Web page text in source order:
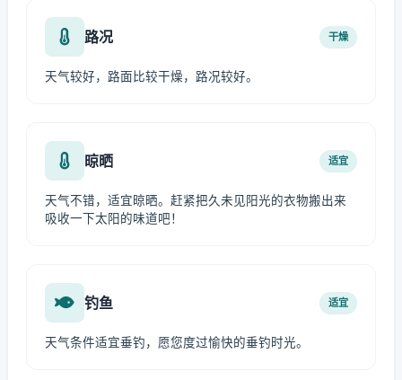
路况 干燥
天气较好，路面比较干燥，路况较好。
晾晒 适宜
天气不错，适宜晾晒。赶紧把久未见阳光的衣物搬出来
吸收一下太阳的味道吧！
钓鱼 适宜
天气条件适宜垂钓，愿您度过愉快的垂钓时光。